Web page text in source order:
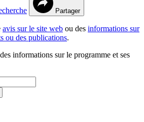
Partager
avis sur le site web ou des informations sur
ou des publications.
informations sur le programme et ses